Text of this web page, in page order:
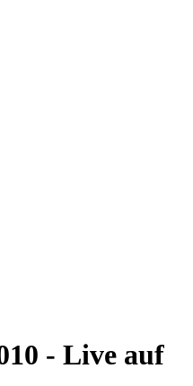
- Live auf